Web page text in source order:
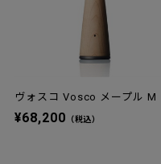
ヴォスコ Vosco メープル M
¥68,200 （税込）